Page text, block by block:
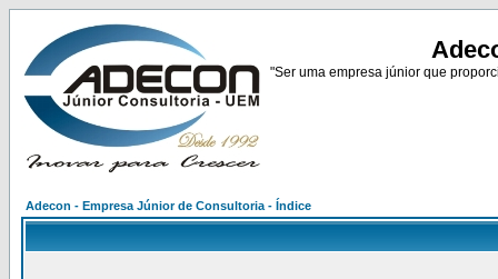
"Ser uma empresa júnior que
Adecon - Empresa Júnior de Consultoria - Índice